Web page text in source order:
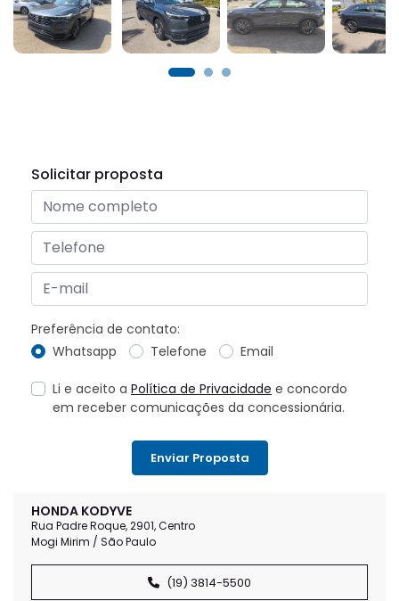
HONDA KODYVE
Rua Padre Roque, 2901, Centro
Mogi Mirim / São Paulo
(19) 3814-5500
Solicitar proposta
Preferência de contato:
Whatsapp
Telefone Email
Li e aceito a Política de Privacidade e concordo
em receber comunicações da concessionária.
Enviar Proposta